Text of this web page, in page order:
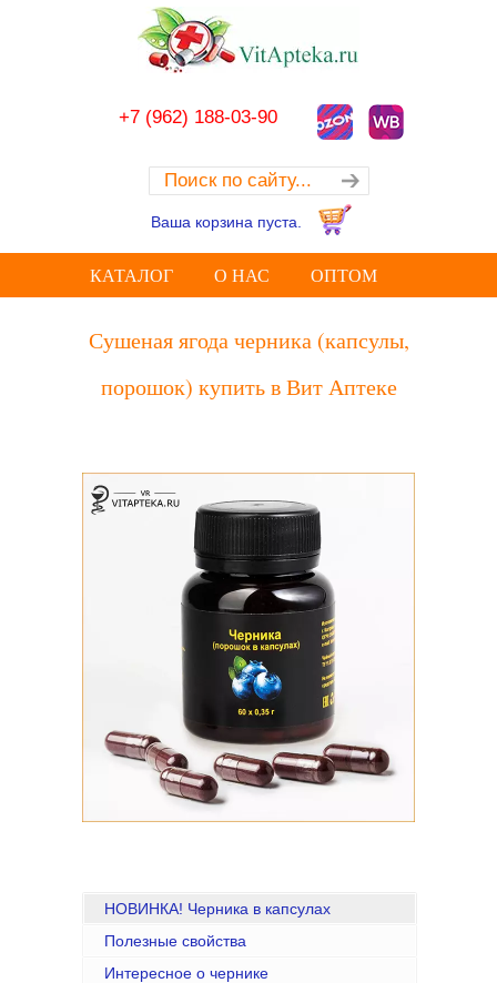
+7 (962) 188-03-90
Ваша корзина пуста.
КАТАЛОГ О НАС ОПТОМ
Сушеная ягода черника (капсулы,
порошок) купить в Вит Аптеке
НОВИНКА! Черника в капсулах
Полезные свойства
Интересное о чернике